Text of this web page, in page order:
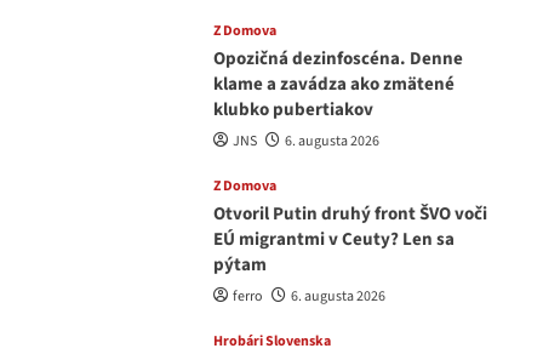
Z Domova
Opozičná dezinfoscéna. Denne
klame a zavádza ako zmätené
klubko pubertiakov
JNS 6. augusta 2026
Z Domova
Otvoril Putin druhý front ŠVO voči
EÚ migrantmi v Ceuty? Len sa
pýtam
ferro 6. augusta 2026
Hrobári Slovenska